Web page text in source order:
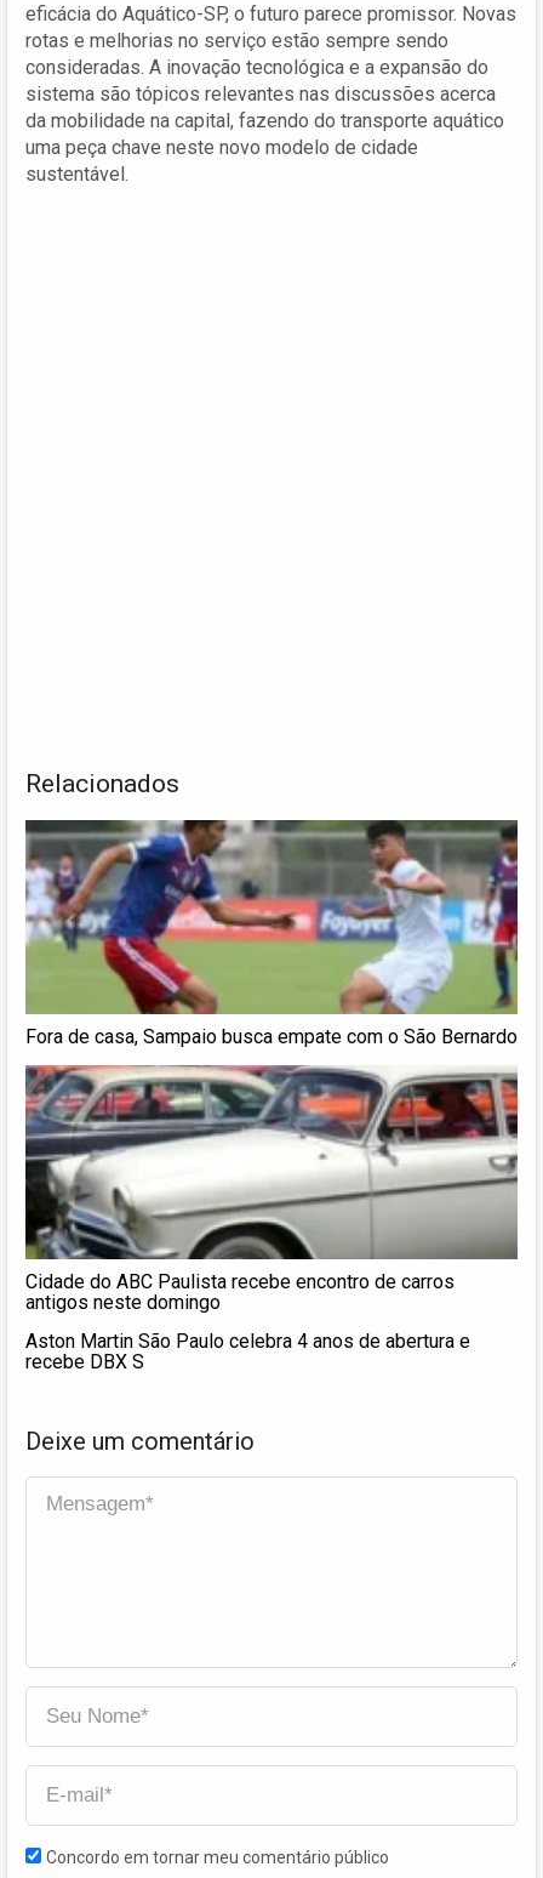
eficácia do Aquático-SP, o futuro parece promissor. Novas
rotas e melhorias no serviço estão sempre sendo
consideradas. A inovação tecnológica e a expansão do
sistema são tópicos relevantes nas discussões acerca
da mobilidade na capital, fazendo do transporte aquático
uma peça chave neste novo modelo de cidade
sustentável.
Relacionados
Fora de casa, Sampaio busca empate com o São Bernardo
Cidade do ABC Paulista recebe encontro de carros
antigos neste domingo
Aston Martin São Paulo celebra 4 anos de abertura e
recebe DBX S
Deixe um comentário
Concordo em tornar meu comentário público